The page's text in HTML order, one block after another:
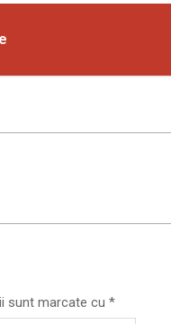
sunt marcate cu *